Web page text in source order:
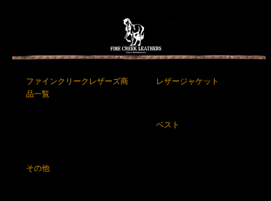
ファインクリークレザーズ商
品一覧
レザージャケット
ベスト
その他